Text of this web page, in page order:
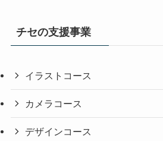
チセの支援事業
イラストコース
カメラコース
デザインコース